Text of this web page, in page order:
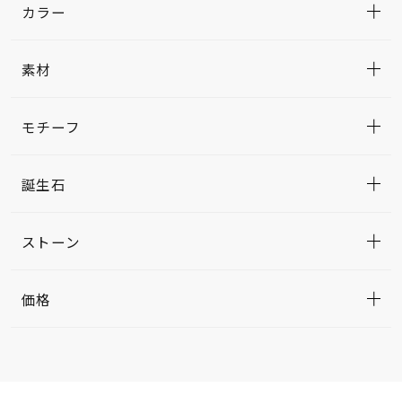
カラー
素材
モチーフ
誕生石
ストーン
価格